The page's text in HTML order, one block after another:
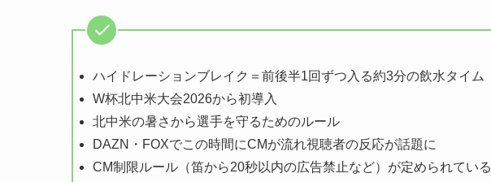
ハイドレーションブレイク＝前後半1回ずつ入る約3分の飲水タイム
W杯北中米大会2026から初導入
北中米の暑さから選手を守るためのルール
DAZN・FOXでこの時間にCMが流れ視聴者の反応が話題に
CM制限ルール（笛から20秒以内の広告禁止など）が定められている